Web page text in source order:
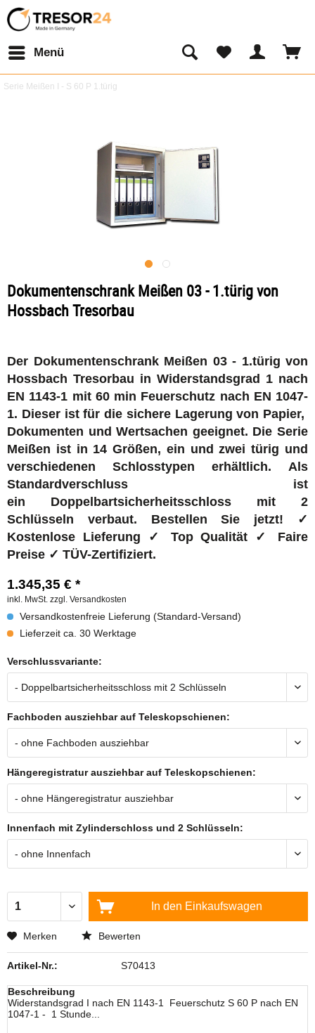
Menü
Serie Meißen I - S 60 P 1.türig
Dokumentenschrank Meißen 03 - 1.türig von
Hossbach Tresorbau
Der Dokumentenschrank Meißen 03 - 1.türig von
Hossbach Tresorbau in Widerstandsgrad 1 nach
EN 1143-1 mit 60 min Feuerschutz nach EN 1047-
1. Dieser ist für die sichere Lagerung von Papier,
Dokumenten und Wertsachen geeignet. Die Serie
Meißen ist in 14 Größen, ein und zwei türig und
verschiedenen Schlosstypen erhältlich. Als
Standardverschluss ist
ein Doppelbartsicherheitsschloss mit 2
Schlüsseln verbaut. Bestellen Sie jetzt! ✓
Kostenlose Lieferung ✓ Top Qualität ✓ Faire
Preise ✓ TÜV-Zertifiziert.
1.345,35 € *
inkl. MwSt. zzgl. Versandkosten
Versandkostenfreie Lieferung (Standard-Versand)
Lieferzeit ca. 30 Werktage
Verschlussvariante:
Fachboden ausziehbar auf Teleskopschienen:
Hängeregistratur ausziehbar auf Teleskopschienen:
Innenfach mit Zylinderschloss und 2 Schlüsseln:
In den Einkaufswagen
Merken Bewerten
Artikel-Nr.: S70413
Beschreibung
Widerstandsgrad I nach EN 1143-1 Feuerschutz S 60 P nach EN
1047-1 - 1 Stunde...